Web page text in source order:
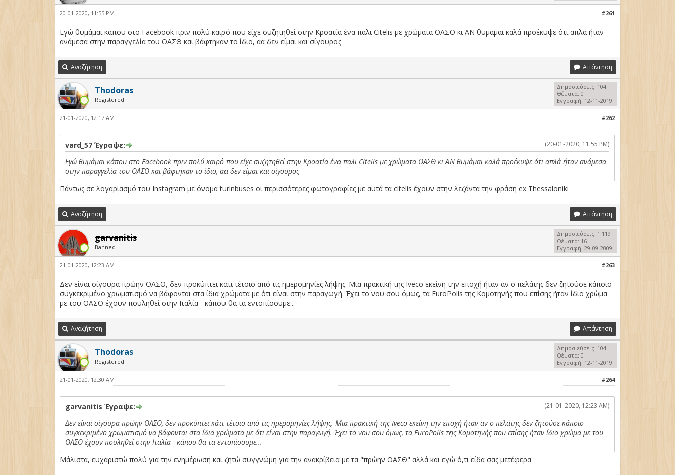
#261
20-01-2020, 11:55 PM
Εγώ θυμάμαι κάπου στο Facebook πριν πολύ καιρό που είχε συζητηθεί στην Κροατία ένα παλι Citelis με χρώματα ΟΑΣΘ κι ΑΝ θυμάμαι καλά προέκυψε ότι απλά ήταν
ανάμεσα στην παραγγελία του ΟΑΣΘ και βάφτηκαν το ίδιο, αα δεν είμαι και σίγουρος
Αναζήτηση Απάντηση
Thodoras
Registered
Δημοσιεύσεις: 104
Θέματα: 0
Εγγραφή: 12-11-2019
#262
21-01-2020, 12:17 AM
(20-01-2020, 11:55 PM)
vard_57 Έγραψε:
Εγώ θυμάμαι κάπου στο Facebook πριν πολύ καιρό που είχε συζητηθεί στην Κροατία ένα παλι Citelis με χρώματα ΟΑΣΘ κι ΑΝ θυμάμαι καλά προέκυψε ότι απλά ήταν ανάμεσα
στην παραγγελία του ΟΑΣΘ και βάφτηκαν το ίδιο, αα δεν είμαι και σίγουρος
Πάντως σε λογαριασμό του Instagram με όνομα turinbuses οι περισσότερες φωτογραφίες με αυτά τα citelis έχουν στην λεζάντα την φράση ex Thessaloniki
Αναζήτηση Απάντηση
garvanitis
Banned
Δημοσιεύσεις: 1.119
Θέματα: 16
Εγγραφή: 29-09-2009
#263
21-01-2020, 12:23 AM
Δεν είναι σίγουρα πρώην ΟΑΣΘ, δεν προκύπτει κάτι τέτοιο από τις ημερομηνίες λήψης. Μια πρακτική της Iveco εκείνη την εποχή ήταν αν ο πελάτης δεν ζητούσε κάποιο
συγκεκριμένο χρωματισμό να βάφονται στα ίδια χρώματα με ότι είναι στην παραγωγή. Έχει το νου σου όμως, τα EuroPolis της Κομοτηνής που επίσης ήταν ίδιο χρώμα
με του ΟΑΣΘ έχουν πουληθεί στην Ιταλία - κάπου θα τα εντοπίσουμε...
Αναζήτηση Απάντηση
Thodoras
Registered
Δημοσιεύσεις: 104
Θέματα: 0
Εγγραφή: 12-11-2019
#264
21-01-2020, 12:30 AM
(21-01-2020, 12:23 AM)
garvanitis Έγραψε:
Δεν είναι σίγουρα πρώην ΟΑΣΘ, δεν προκύπτει κάτι τέτοιο από τις ημερομηνίες λήψης. Μια πρακτική της Iveco εκείνη την εποχή ήταν αν ο πελάτης δεν ζητούσε κάποιο
συγκεκριμένο χρωματισμό να βάφονται στα ίδια χρώματα με ότι είναι στην παραγωγή. Έχει το νου σου όμως, τα EuroPolis της Κομοτηνής που επίσης ήταν ίδιο χρώμα με του
ΟΑΣΘ έχουν πουληθεί στην Ιταλία - κάπου θα τα εντοπίσουμε...
Μάλιστα, ευχαριστώ πολύ για την ενημέρωση και ζητώ συγγνώμη για την ανακρίβεια με τα "πρώην ΟΑΣΘ" αλλά και εγώ ό,τι είδα σας μετέφερα